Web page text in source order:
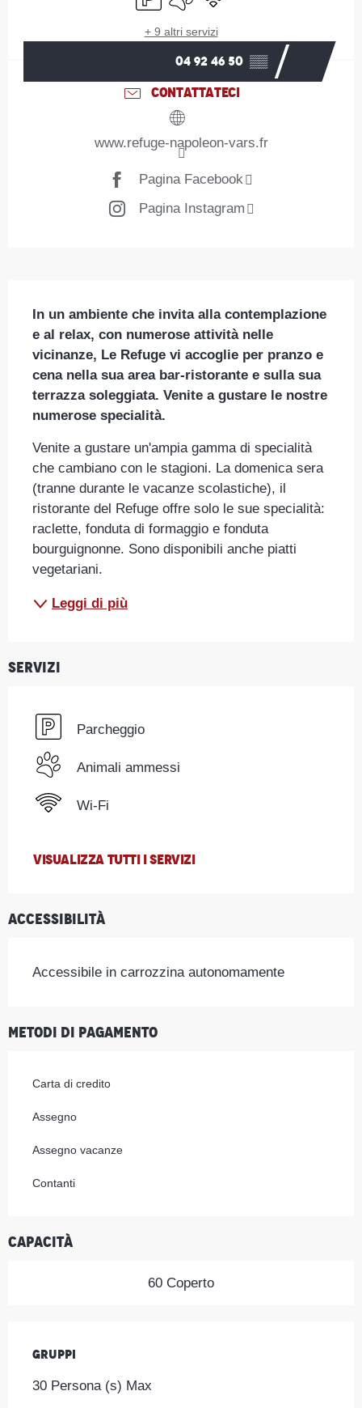
+ 9 altri servizi
04 92 46 50 ▒▒
CONTATTATECI
www.refuge-napoleon-vars.fr
Pagina Facebook
Pagina Instagram
In un ambiente che invita alla contemplazione
e al relax, con numerose attività nelle
vicinanze, Le Refuge vi accoglie per pranzo e
cena nella sua area bar-ristorante e sulla sua
terrazza soleggiata. Venite a gustare le nostre
numerose specialità.
Venite a gustare un'ampia gamma di specialità
che cambiano con le stagioni. La domenica sera
(tranne durante le vacanze scolastiche), il
ristorante del Refuge offre solo le sue specialità:
raclette, fonduta di formaggio e fonduta
bourguignonne. Sono disponibili anche piatti
vegetariani.
Leggi di più
Servizi
Parcheggio
Animali ammessi
Wi-Fi
VISUALIZZA TUTTI I SERVIZI
Accessibilità
Accessibile in carrozzina autonomamente
Metodi di pagamento
Carta di credito
Assegno
Assegno vacanze
Contanti
Capacità
60 Coperto
Gruppi
Gruppi
30 Persona (s) Max